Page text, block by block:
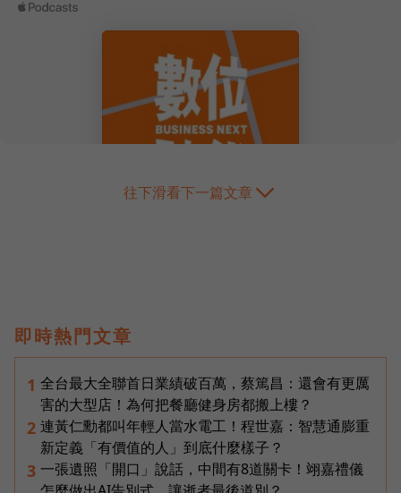
往下滑看下一篇文章
即時熱門文章
1 全台最大全聯首日業績破百萬，蔡篤昌：還會有更厲
害的大型店！為何把餐廳健身房都搬上樓？
2 連黃仁勳都叫年輕人當水電工！程世嘉：智慧通膨重
新定義「有價值的人」到底什麼樣子？
3 一張遺照「開口」說話，中間有8道關卡！翊嘉禮儀